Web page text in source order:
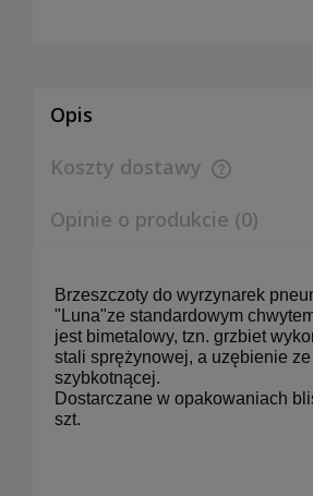
Opis
Koszty dostawy
Cena nie zawiera ewentualnych
Opinie o produkcie (0)
Brzeszczoty do wyrzynarek
"Luna"ze standardowym
jest bimetalowy, tzn. grzbiet
stali sprężynowej, a uzębienie
szybkotnącej.
Dostarczane w opakowaniach
szt.